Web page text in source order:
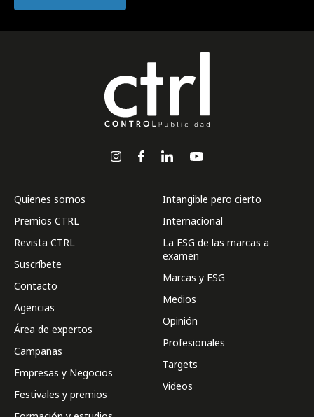
Quienes somos
Premios CTRL
Revista CTRL
Suscríbete
Contacto
Agencias
Área de expertos
Campañas
Empresas y Negocios
Festivales y premios
Intangible pero cierto
Internacional
La ESG de las marcas a
examen
Marcas y ESG
Medios
Opinión
Profesionales
Targets
Videos